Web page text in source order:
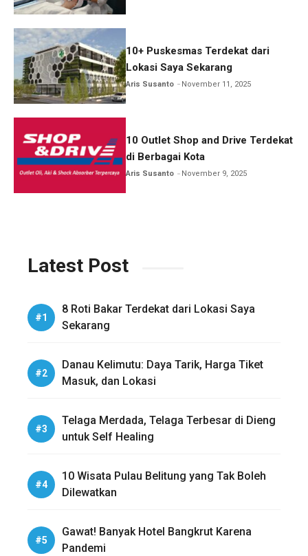
10+ Puskesmas Terdekat dari
Lokasi Saya Sekarang
Aris Susanto November 11, 2025
10 Outlet Shop and Drive Terdekat
di Berbagai Kota
Aris Susanto November 9, 2025
Latest Post
8 Roti Bakar Terdekat dari Lokasi Saya
Sekarang
Danau Kelimutu: Daya Tarik, Harga Tiket
Masuk, dan Lokasi
Telaga Merdada, Telaga Terbesar di Dieng
untuk Self Healing
10 Wisata Pulau Belitung yang Tak Boleh
Dilewatkan
Gawat! Banyak Hotel Bangkrut Karena
Pandemi